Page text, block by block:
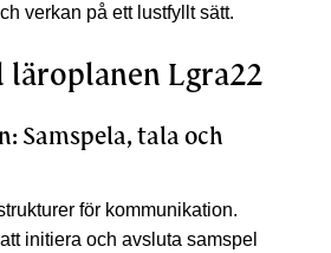
verkan på ett lustfyllt sätt.
Lgra22
Samspela, tala och
för kommunikation.
initiera och avsluta samspel